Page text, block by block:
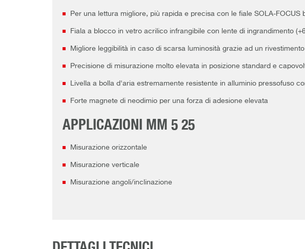
Per una lettura migliore, più rapida e precisa con le fiale SOLA-FOCUS
Fiala a blocco in vetro acrilico infrangibile con lente di ingrandimento
Migliore leggibilità in caso di scarsa luminosità grazie ad un
Precisione di misurazione molto elevata in posizione standard e
Livella a bolla d'aria estremamente resistente in alluminio pressofuso
Forte magnete di neodimio per una forza di adesione elevata
APPLICAZIONI MM 5 25
Misurazione orizzontale
Misurazione verticale
Misurazione angoli/inclinazione